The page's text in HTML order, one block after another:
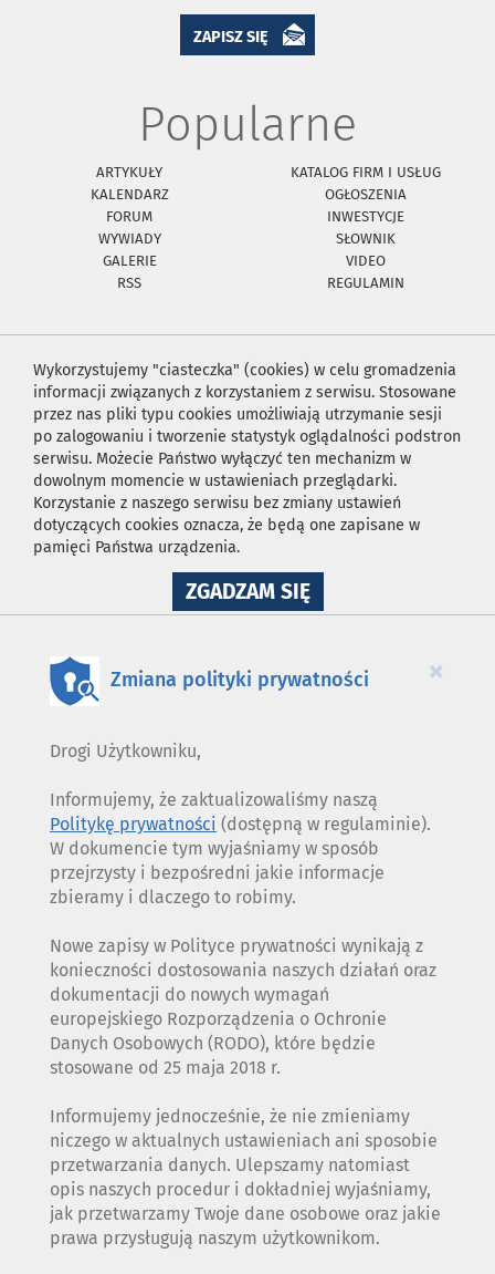
ZAPISZ SIĘ
Popularne
ARTYKUŁY
KATALOG FIRM I USŁUG
KALENDARZ
OGŁOSZENIA
FORUM
INWESTYCJE
WYWIADY
SŁOWNIK
GALERIE
VIDEO
RSS
REGULAMIN
Wykorzystujemy "ciasteczka" (cookies) w celu gromadzenia
informacji związanych z korzystaniem z serwisu. Stosowane
przez nas pliki typu cookies umożliwiają utrzymanie sesji
po zalogowaniu i tworzenie statystyk oglądalności podstron
serwisu. Możecie Państwo wyłączyć ten mechanizm w
dowolnym momencie w ustawieniach przeglądarki.
Korzystanie z naszego serwisu bez zmiany ustawień
dotyczących cookies oznacza, że będą one zapisane w
pamięci Państwa urządzenia.
ZGADZAM SIĘNA
WYKORZYSTANIE
×
Zmiana polityki prywatności
Drogi Użytkowniku,
Informujemy, że zaktualizowaliśmy naszą
Politykę prywatności (dostępną w regulaminie).
W dokumencie tym wyjaśniamy w sposób
przejrzysty i bezpośredni jakie informacje
zbieramy i dlaczego to robimy.
Nowe zapisy w Polityce prywatności wynikają z
konieczności dostosowania naszych działań oraz
dokumentacji do nowych wymagań
europejskiego Rozporządzenia o Ochronie
Danych Osobowych (RODO), które będzie
stosowane od 25 maja 2018 r.
Informujemy jednocześnie, że nie zmieniamy
niczego w aktualnych ustawieniach ani sposobie
przetwarzania danych. Ulepszamy natomiast
opis naszych procedur i dokładniej wyjaśniamy,
jak przetwarzamy Twoje dane osobowe oraz jakie
prawa przysługują naszym użytkownikom.